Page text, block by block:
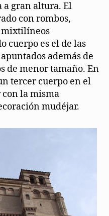
a gran altura. El
con rombos,
mixtilíneos
cuerpo es el de las
además de
de menor tamaño. En
tercer cuerpo en el
la misma
mudéjar.